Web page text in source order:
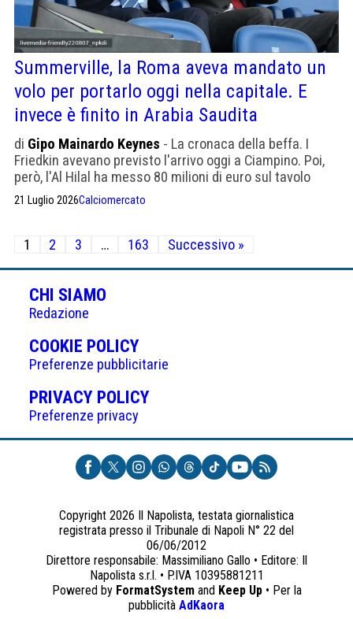
Summerville, la Roma aveva mandato un
volo per portarlo oggi nella capitale. E
invece è finito in Arabia Saudita
di Gipo Mainardo Keynes - La cronaca della beffa. I
Friedkin avevano previsto l'arrivo oggi a Ciampino. Poi,
però, l'Al Hilal ha messo 80 milioni di euro sul tavolo
21 Luglio 2026Calciomercato
Paginazione
degli
articoli
1 2 3 … 163 Successivo »
CHI SIAMO
Redazione
COOKIE POLICY(APRE
IN
UNA
NUOVA
Preferenze pubblicitarie
PRIVACY POLICY(APRE
UNA
NUOVA
SCHEDA)
Preferenze privacy
Copyright 2026 Il Napolista, testata giornalistica
registrata presso il Tribunale di Napoli N° 22 del
06/06/2012
Direttore responsabile: Massimiliano Gallo • Editore: Il
Napolista s.r.l. • P.IVA 10395881211
Powered by FormatSystemand Keep Up• Per la
pubblicità AdKaora